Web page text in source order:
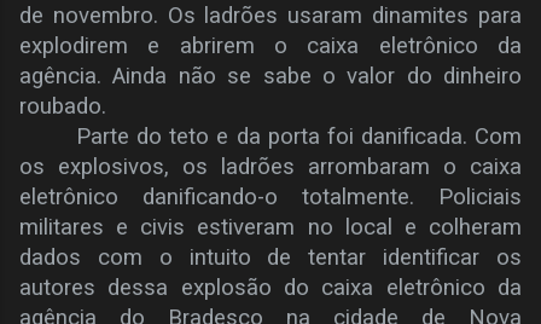
de novembro. Os ladrões usaram dinamites para
explodirem e abrirem o caixa eletrônico da
agência. Ainda não se sabe o valor do dinheiro
roubado.
Parte do teto e da porta foi danificada. Com
os explosivos, os ladrões arrombaram o caixa
eletrônico danificando-o totalmente. Policiais
militares e civis estiveram no local e colheram
dados com o intuito de tentar identificar os
autores dessa explosão do caixa eletrônico da
agência do Bradesco na cidade de Nova